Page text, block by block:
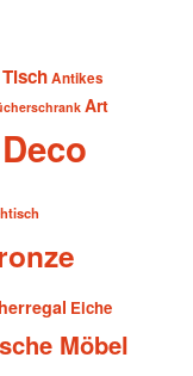
Antikes
Art
Eiche
Möbel